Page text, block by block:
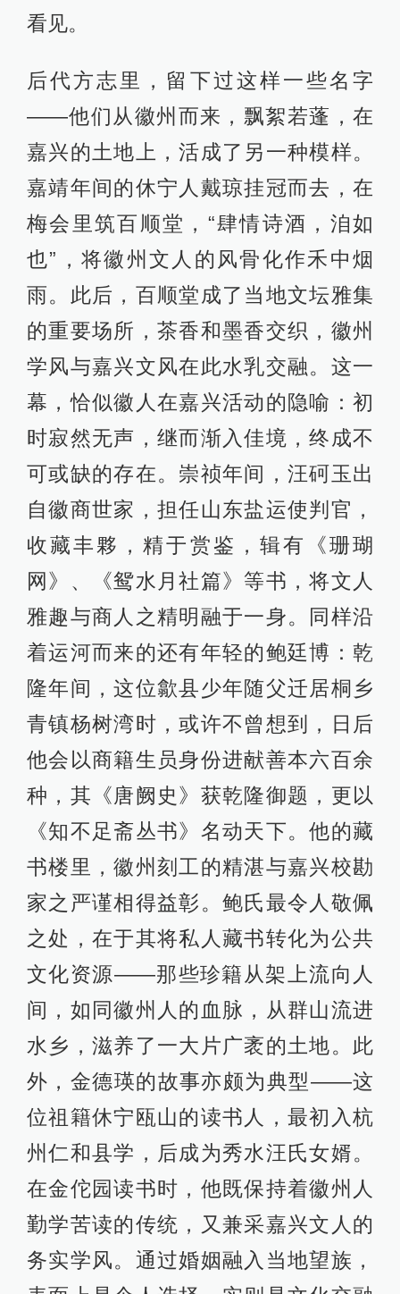
看见。
后代方志里，留下过这样一些名字
——他们从徽州而来，飘絮若蓬，在
嘉兴的土地上，活成了另一种模样。
嘉靖年间的休宁人戴琼挂冠而去，在
梅会里筑百顺堂，“肆情诗酒，洎如
也”，将徽州文人的风骨化作禾中烟
雨。此后，百顺堂成了当地文坛雅集
的重要场所，茶香和墨香交织，徽州
学风与嘉兴文风在此水乳交融。这一
幕，恰似徽人在嘉兴活动的隐喻：初
时寂然无声，继而渐入佳境，终成不
可或缺的存在。崇祯年间，汪砢玉出
自徽商世家，担任山东盐运使判官，
收藏丰夥，精于赏鉴，辑有《珊瑚
网》、《鸳水月社篇》等书，将文人
雅趣与商人之精明融于一身。同样沿
着运河而来的还有年轻的鲍廷博：乾
隆年间，这位歙县少年随父迁居桐乡
青镇杨树湾时，或许不曾想到，日后
他会以商籍生员身份进献善本六百余
种，其《唐阙史》获乾隆御题，更以
《知不足斋丛书》名动天下。他的藏
书楼里，徽州刻工的精湛与嘉兴校勘
家之严谨相得益彰。鲍氏最令人敬佩
之处，在于其将私人藏书转化为公共
文化资源——那些珍籍从架上流向人
间，如同徽州人的血脉，从群山流进
水乡，滋养了一大片广袤的土地。此
外，金德瑛的故事亦颇为典型——这
位祖籍休宁瓯山的读书人，最初入杭
州仁和县学，后成为秀水汪氏女婿。
在金佗园读书时，他既保持着徽州人
勤学苦读的传统，又兼采嘉兴文人的
务实学风。通过婚姻融入当地望族，